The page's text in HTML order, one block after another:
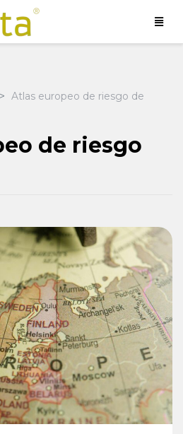
> Atlas europeo de riesgo de
de riesgo